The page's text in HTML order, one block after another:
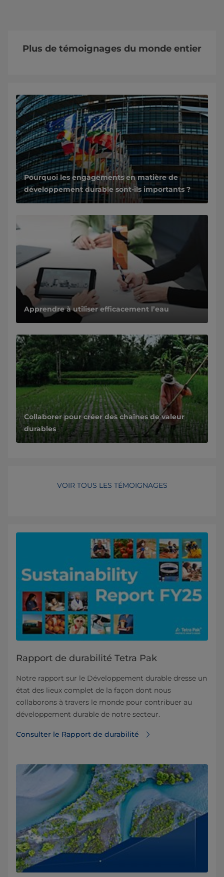
Plus de témoignages du monde entier
Pourquoi les engagements en matière de
développement durable sont-ils importants ?
Apprendre à utiliser efficacement l’eau
Collaborer pour créer des chaînes de valeur
durables
VOIR TOUS LES TÉMOIGNAGES
Rapport de durabilité Tetra Pak
Notre rapport sur le Développement durable dresse un
état des lieux complet de la façon dont nous
collaborons à travers le monde pour contribuer au
développement durable de notre secteur.
Consulter le Rapport de durabilité